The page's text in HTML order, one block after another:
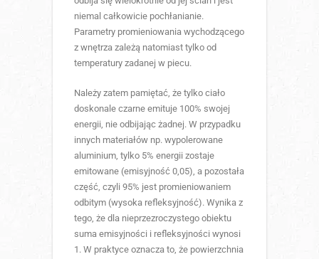
niemal całkowicie pochłanianie.
Parametry promieniowania wychodzącego
z wnętrza zależą natomiast tylko od
temperatury zadanej w piecu.
Należy zatem pamiętać, że tylko ciało
doskonale czarne emituje 100% swojej
energii, nie odbijając żadnej. W przypadku
innych materiałów np. wypolerowane
aluminium, tylko 5% energii zostaje
emitowane (emisyjność 0,05), a pozostała
część, czyli 95% jest promieniowaniem
odbitym (wysoka refleksyjność). Wynika z
tego, że dla nieprzezroczystego obiektu
suma emisyjności i refleksyjności wynosi
1. W praktyce oznacza to, że powierzchnia